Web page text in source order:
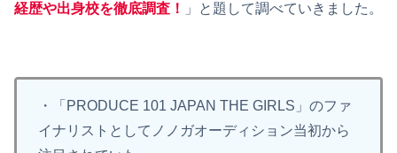
経歴や出身校を徹底調査！
」と題して調べていきました。
・「PRODUCE 101 JAPAN THE GIRLS」のファ
イナリストとしてノノガオーディション当初から